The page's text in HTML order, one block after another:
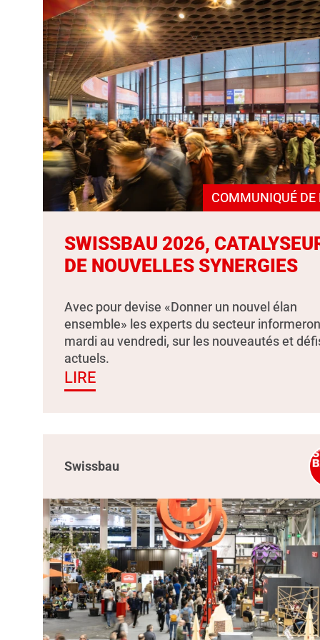
COMMUNIQUÉ DE
SWISSBAU 2026,
DE NOUVELLES SYNERGIES
Avec pour devise «Donner un nouvel élan
ensemble» les experts du secteur
mardi au vendredi, sur les nouveautés et
actuels.
LIRE
Swissbau